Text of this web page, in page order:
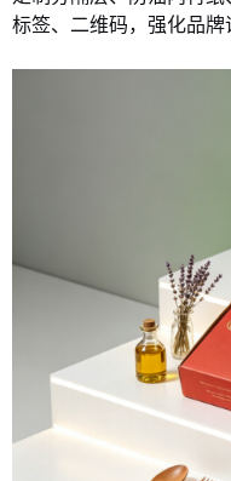
标签、二维码，强化品牌